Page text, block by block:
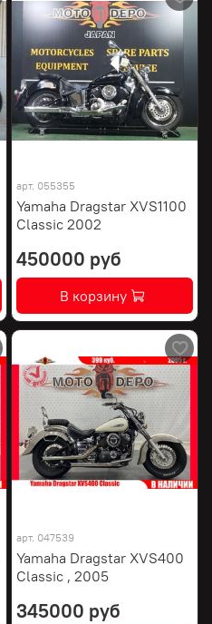
арт. 055355
Yamaha Dragstar XVS1100
Classic 2002
450000 руб
В корзину
арт. 047539
Yamaha Dragstar XVS400
Classic , 2005
345000 руб